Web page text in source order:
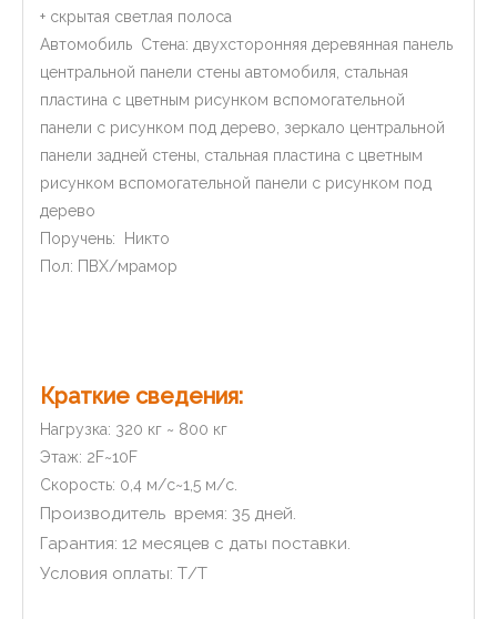
+ скрытая светлая полоса
Автомобиль Стена: двухсторонняя деревянная панель
центральной панели стены автомобиля, стальная
пластина с цветным рисунком вспомогательной
панели с рисунком под дерево, зеркало центральной
панели задней стены, стальная пластина с цветным
рисунком вспомогательной панели с рисунком под
дерево
Поручень: Никто
Пол: ПВХ/мрамор
Краткие сведения:
Нагрузка: 320 кг ~ 800 кг
Этаж: 2F~10F
Скорость: 0,4 м/с~1,5 м/с.
Производитель время: 35 дней.
Гарантия: 12 месяцев с даты поставки.
Условия оплаты: Т/Т